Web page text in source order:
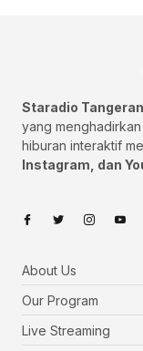
Staradio
yang
hiburan interaktif
Instagram, dan
About Us
Our Program
Live Streaming